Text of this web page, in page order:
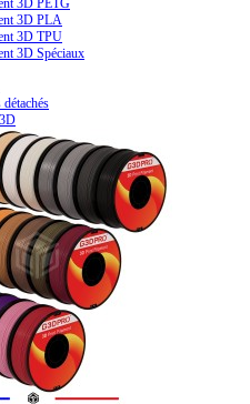
3D PETG
3D PLA
3D TPU
3D Spéciaux
détachés